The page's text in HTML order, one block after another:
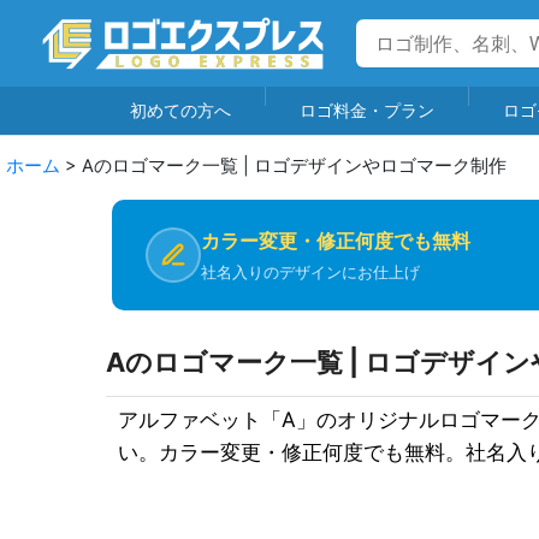
初めての方へ ロゴ料金・プラン ロ
ホーム > Aのロゴマーク一覧 | ロゴデザインやロゴマーク制作
カラー変更・修正何度でも無料
社名入りのデザインにお仕上げ
Aのロゴマーク一覧 | ロゴデザイ
アルファベット「A」のオリジナルロゴマー
い。カラー変更・修正何度でも無料。社名入